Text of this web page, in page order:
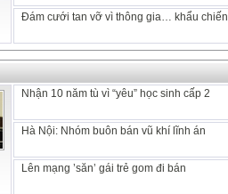
Đám cưới tan vỡ vì thông gia… khẩu chiến
Nhận 10 năm tù vì “yêu” học sinh cấp 2
Hà Nội: Nhóm buôn bán vũ khí lĩnh án
Lên mạng ’săn’ gái trẻ gom đi bán